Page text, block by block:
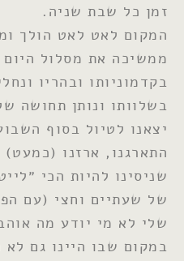
זמן כל שבת שניה.
המקום לאט לאט הולך
ממשיכה את מסלול
בקדמוניותו ובהריו
בשלוותו ונותן תחושה
יצאנו לטיול בסוף
התארגנו, ארזנו
שניסינו להיות הכי
של שעתיים וחצי (עם
שלי לא מי יודע מה
במקום שבו היינו גם